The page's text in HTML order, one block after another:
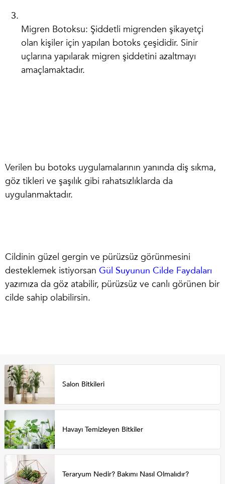
Migren Botoksu: Şiddetli migrenden şikayetçi
olan kişiler için yapılan botoks çeşididir. Sinir
uçlarına yapılarak migren şiddetini azaltmayı
amaçlamaktadır.
Verilen bu botoks uygulamalarının yanında diş sıkma,
göz tikleri ve şaşılık gibi rahatsızlıklarda da
uygulanmaktadır.
Cildinin güzel gergin ve pürüzsüz görünmesini
desteklemek istiyorsan Gül Suyunun Cilde Faydaları
yazımıza da göz atabilir, pürüzsüz ve canlı görünen bir
cilde sahip olabilirsin.
Salon Bitkileri
Havayı Temizleyen Bitkiler
Teraryum Nedir? Bakımı Nasıl Olmalıdır?